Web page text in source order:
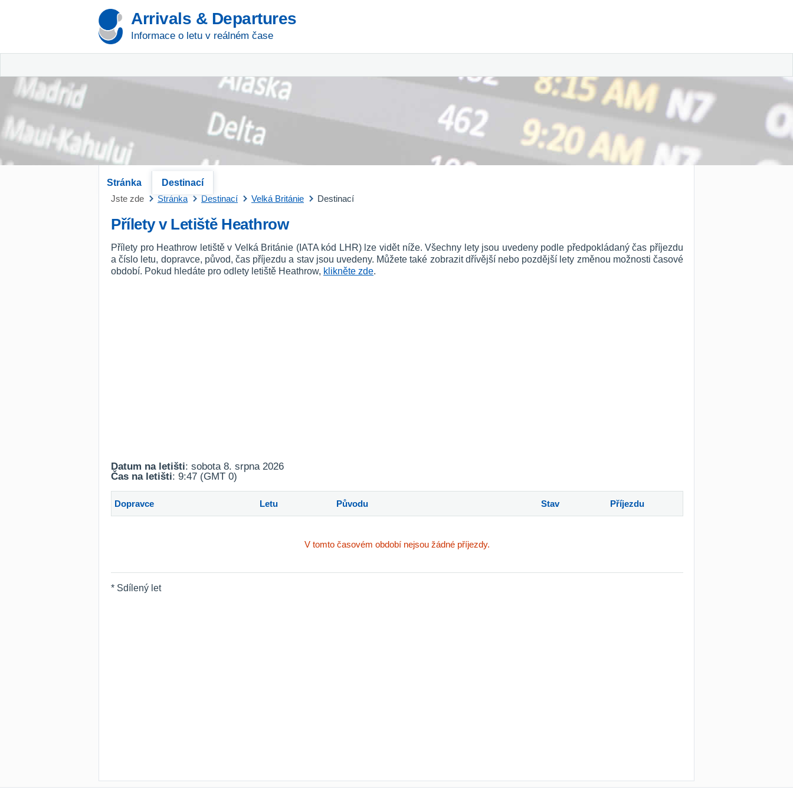
Arrivals & Departures
Informace o letu v reálném čase
Stránka
Destinací
Jste zde
Stránka Destinací Velká Británie Destinací
Přílety v Letiště Heathrow
Přílety pro Heathrow letiště v Velká Británie (IATA kód LHR) lze vidět níže. Všechny lety jsou uvedeny podle předpokládaný čas příjezdu
a číslo letu, dopravce, původ, čas příjezdu a stav jsou uvedeny. Můžete také zobrazit dřívější nebo pozdější lety změnou možnosti časové
období. Pokud hledáte pro odlety letiště Heathrow, klikněte zde.
Datum na letišti: sobota 8. srpna 2026
Čas na letišti: 9:47 (GMT 0)
Dopravce Letu Původu Stav Příjezdu
V tomto časovém období nejsou žádné příjezdy.
* Sdílený let